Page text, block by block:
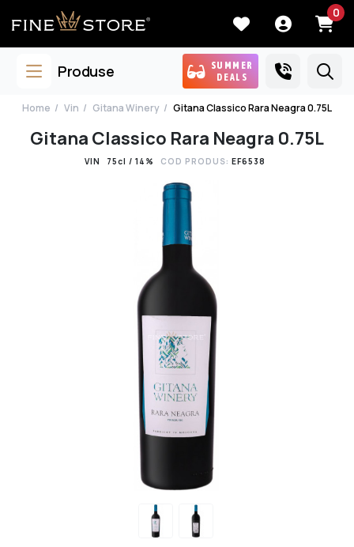
0
Produse
SUMMER
DEALS
Home Vin Gitana Winery Gitana Classico Rara Neagra 0.75L
Gitana Classico Rara Neagra 0.75L
VIN 75cl / 14% COD PRODUS: EF6538